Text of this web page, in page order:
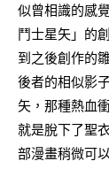
似曾相識的感
鬥士星矢」的
到之後創作的
後者的相似影
矢，那種熱血
就是脫下了聖
部漫畫稍微可